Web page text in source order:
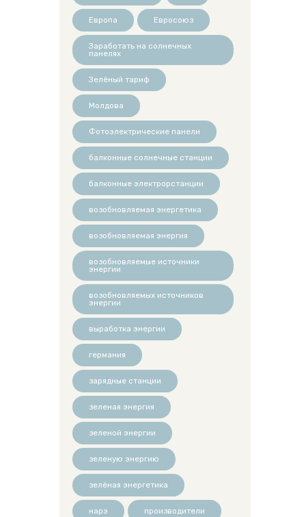
Европа Евросоюз
Заработать на солнечных
панелях
Зелёный тариф
Молдова
Фотоэлектрические панели
балконные солнечные станции
балконные электрорстанции
возобновляемая энергетика
возобновляемая энергия
возобновляемые источники
энергии
возобновляемых источников
энергии
выработка энергии
германия
зарядные станции
зеленая энергия
зеленой энергии
зеленую энергию
зелёная энергетика
нарэ производители